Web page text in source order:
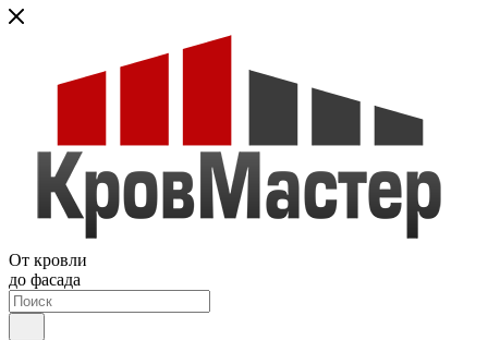
От кровли
до фасада